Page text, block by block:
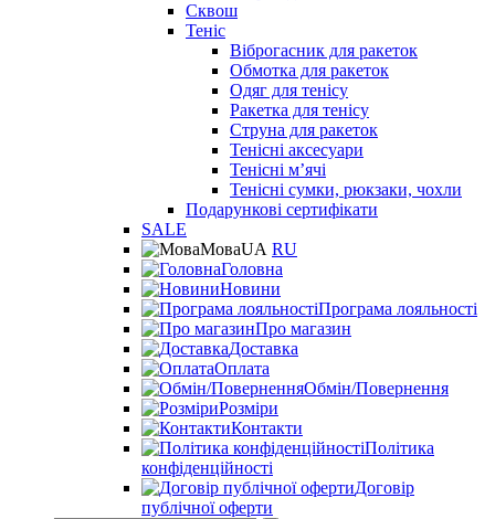
Сквош
Теніс
Віброгасник для ракеток
Обмотка для ракеток
Одяг для тенісу
Ракетка для тенісу
Струна для ракеток
Тенісні аксесуари
Тенісні мʼячі
Тенісні сумки, рюкзаки, чохли
Подарункові сертифікати
SALE
МоваUA RU
Головна
Новини
Програма лояльності
Про магазин
Доставка
Оплата
Обмін/Повернення
Розміри
Контакти
Політика
конфіденційності
Договір
публічної оферти